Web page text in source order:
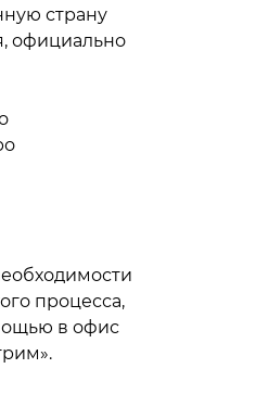
страну
официально
процесса,
в офис